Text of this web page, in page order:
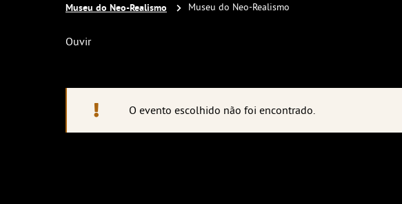
Museu do Neo-Realismo Museu do Neo-Realismo
Ouvir
O evento escolhido não foi encontrado.